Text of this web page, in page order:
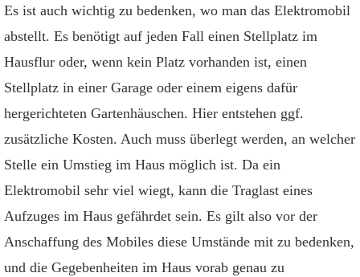
Es ist auch wichtig zu bedenken, wo man das Elektromobil
abstellt. Es benötigt auf jeden Fall einen Stellplatz im
Hausflur oder, wenn kein Platz vorhanden ist, einen
Stellplatz in einer Garage oder einem eigens dafür
hergerichteten Gartenhäuschen. Hier entstehen ggf.
zusätzliche Kosten. Auch muss überlegt werden, an welcher
Stelle ein Umstieg im Haus möglich ist. Da ein
Elektromobil sehr viel wiegt, kann die Traglast eines
Aufzuges im Haus gefährdet sein. Es gilt also vor der
Anschaffung des Mobiles diese Umstände mit zu bedenken,
und die Gegebenheiten im Haus vorab genau zu